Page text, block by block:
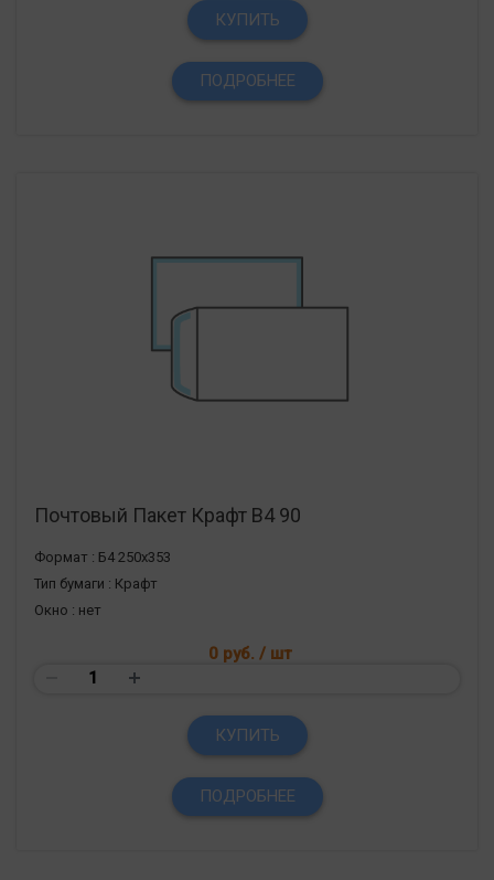
КУПИТЬ
ПОДРОБНЕЕ
Почтовый Пакет Крафт В4 90
Формат : Б4 250х353
Тип бумаги : Крафт
Окно : нет
0 руб. / шт
КУПИТЬ
ПОДРОБНЕЕ